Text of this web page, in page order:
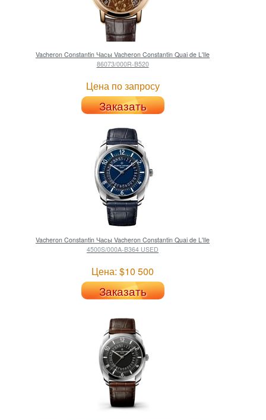
Vacheron Constantin Часы Vacheron Constantin Quai de L'Ile
86073/000R-B520
Цена по запросу
Заказать
Vacheron Constantin Часы Vacheron Constantin Quai de L'Ile
4500S/000A-B364 USED
Цена: $10 500
Заказать